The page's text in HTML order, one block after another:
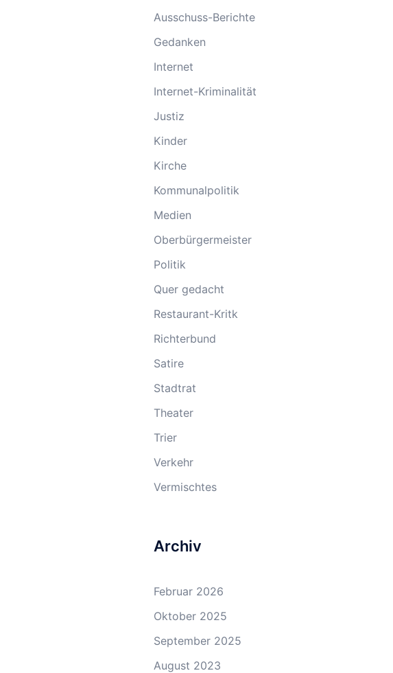
Ausschuss-Berichte
Gedanken
Internet
Internet-Kriminalität
Justiz
Kinder
Kirche
Kommunalpolitik
Medien
Oberbürgermeister
Politik
Quer gedacht
Restaurant-Kritk
Richterbund
Satire
Stadtrat
Theater
Trier
Verkehr
Vermischtes
Archiv
Februar 2026
Oktober 2025
September 2025
August 2023